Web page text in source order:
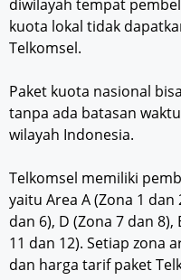
diwilayah tempat
kuota lokal tidak
Telkomsel.
Paket kuota nasional
tanpa ada batasan
wilayah Indonesia.
Telkomsel memiliki
yaitu Area A (Zona 1 dan
dan 6), D (Zona 7 dan 8),
11 dan 12). Setiap zona
dan harga tarif paket